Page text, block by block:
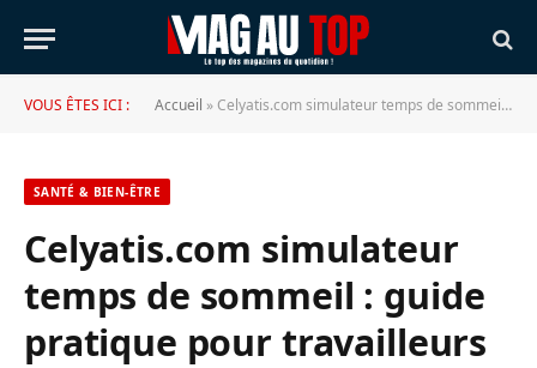
VOUS ÊTES ICI : Accueil » Celyatis.com simulateur temps de sommeil : guide pratique pour travailleurs
SANTÉ & BIEN-ÊTRE
Celyatis.com simulateur
temps de sommeil : guide
pratique pour travailleurs